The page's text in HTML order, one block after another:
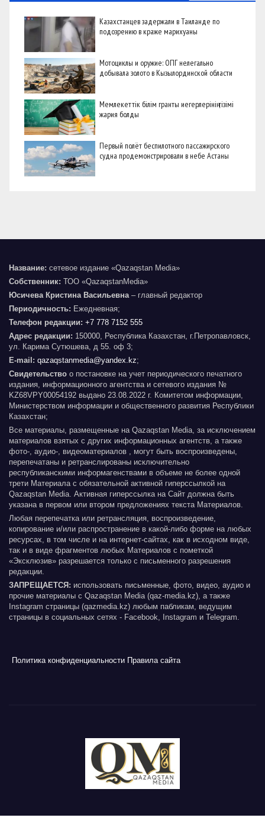
Казахстанцев задержали в Таиланде по
подозрению в краже марихуаны
Мотоциклы и оружие: ОПГ нелегально
добывала золото в Кызылординской области
Мемлекеттік білім гранты иегерлерінің тізімі
жария болды
Первый полёт беспилотного пассажирского
судна продемонстрировали в небе Астаны
Название: сетевое издание «Qazaqstan Media»
Собственник: ТОО «QazaqstanMedia»
Юсичева Кристина Васильевна– главный редактор
Периодичность: Ежедневная;
Телефон редакции: +7 778 7152 555
Адрес редакции: 150000, Республика Казахстан, г.Петропавловск,
ул. Карима Сутюшева, д 55. оф 3;
E-mail: qazaqstanmedia@yandex.kz;
Свидетельство о постановке на учет периодического печатного
издания, информационного агентства и сетевого издания №
KZ68VPY00054192 выдано 23.08.2022 г. Комитетом информации,
Министерством информации и общественного развития Республики
Казахстан;
Все материалы, размещенные на Qazaqstan Media, за исключением
материалов взятых с других информационных агентств, а также
фото-, аудио-, видеоматериалов , могут быть воспроизведены,
перепечатаны и ретранслированы исключительно
республиканскими информагенствами в объеме не более одной
трети Материала с обязательной активной гиперссылкой на
Qazaqstan Media. Активная гиперссылка на Сайт должна быть
указана в первом или втором предложениях текста Материалов.
Любая перепечатка или ретрансляция, воспроизведение,
копирование и/или распространение в какой-либо форме на любых
ресурсах, в том числе и на интернет-сайтах, как в исходном виде,
так и в виде фрагментов любых Материалов с пометкой
«Эксклюзив» разрешается только с письменного разрешения
редакции.
ЗАПРЕЩАЕТСЯ: использовать письменные, фото, видео, аудио и
прочие материалы с Qazaqstan Media (qaz-media.kz), а также
Instagram страницы (qazmedia.kz) любым пабликам, ведущим
страницы в социальных сетях - Facebook, Instagram и Telegram.
Политика конфиденциальности Правила сайта